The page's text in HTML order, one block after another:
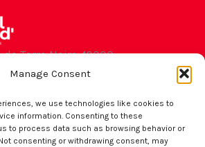
Manage Consent
we use technologies like cookies to
information. Consenting to these
to process data such as browsing behavior or
consenting or withdrawing consent, may
de Terre Noire 49000
Suivez-nous